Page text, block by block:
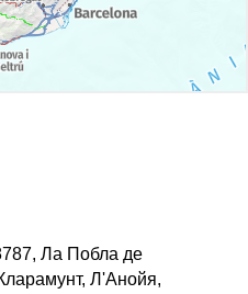
Ла Побла де
Л'Анойя,